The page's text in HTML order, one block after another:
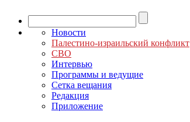
Новости
Палестино-израильский конфликт
СВО
Интервью
Программы и ведущие
Сетка вещания
Редакция
Приложение